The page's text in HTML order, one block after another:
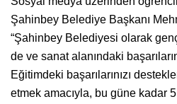
Şahinbey Belediye Başkanı
“Şahinbey Belediyesi olarak
de ve sanat alanındaki
Eğitimdeki başarılarınızı
etmek amacıyla, bu güne kadar